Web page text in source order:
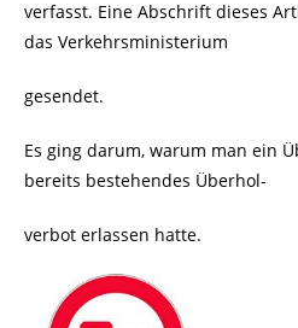
verfasst. Eine Abschrift dieses
das Verkehrsministerium
gesendet.
Es ging darum, warum man ein
bereits bestehendes Überhol-
verbot erlassen hatte.